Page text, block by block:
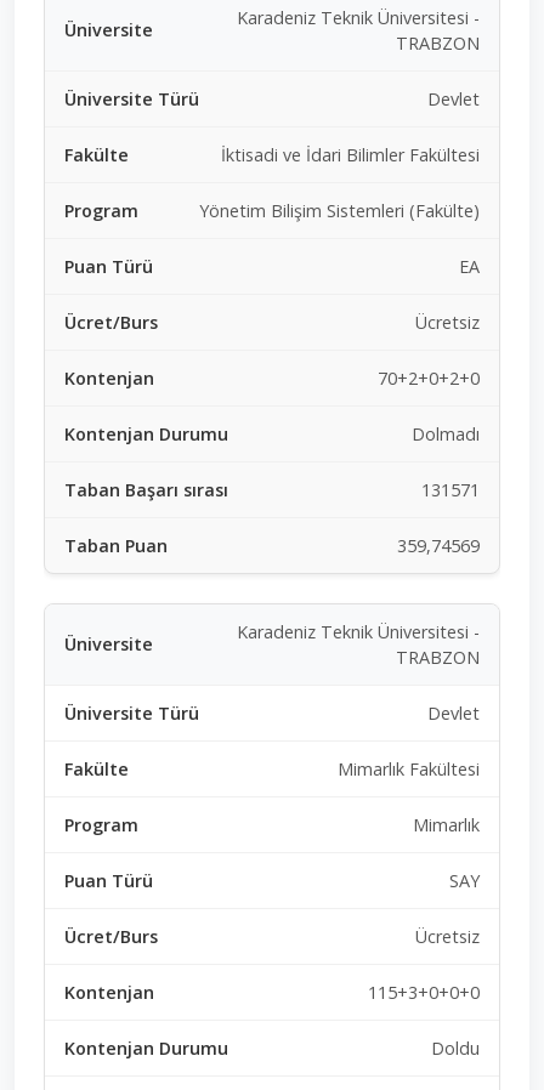
Karadeniz Teknik Üniversitesi -
TRABZON
Devlet
İktisadi ve İdari Bilimler Fakültesi
Yönetim Bilişim Sistemleri (Fakülte)
EA
Ücretsiz
70+2+0+2+0
Dolmadı
131571
359,74569
Karadeniz Teknik Üniversitesi -
TRABZON
Devlet
Mimarlık Fakültesi
Mimarlık
SAY
Ücretsiz
115+3+0+0+0
Doldu